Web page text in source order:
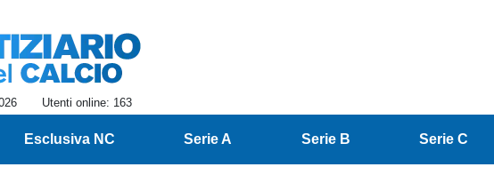
Utenti online: 163
Esclusiva NC Serie A Serie B Serie C